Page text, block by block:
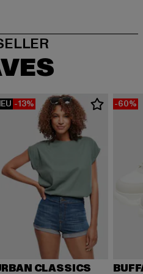
-13%
CLASSICS
-60%